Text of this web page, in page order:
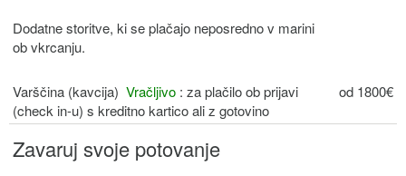
Dodatne storitve, ki se plačajo neposredno v marini
ob vkrcanju.
Varščina (kavcija) Vračljivo : za plačilo ob prijavi
(check in-u) s kreditno kartico ali z gotovino
od 1800€
Zavaruj svoje potovanje